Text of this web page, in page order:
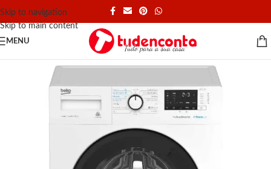
Skip to navigation
Skip to main content
MENU